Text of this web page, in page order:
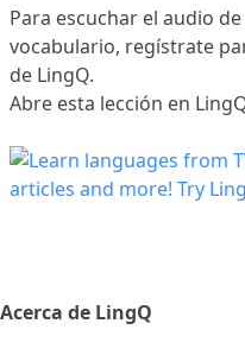
Para escuchar el audio
vocabulario, regístrate
de LingQ.
Abre esta lección en
Acerca de LingQ